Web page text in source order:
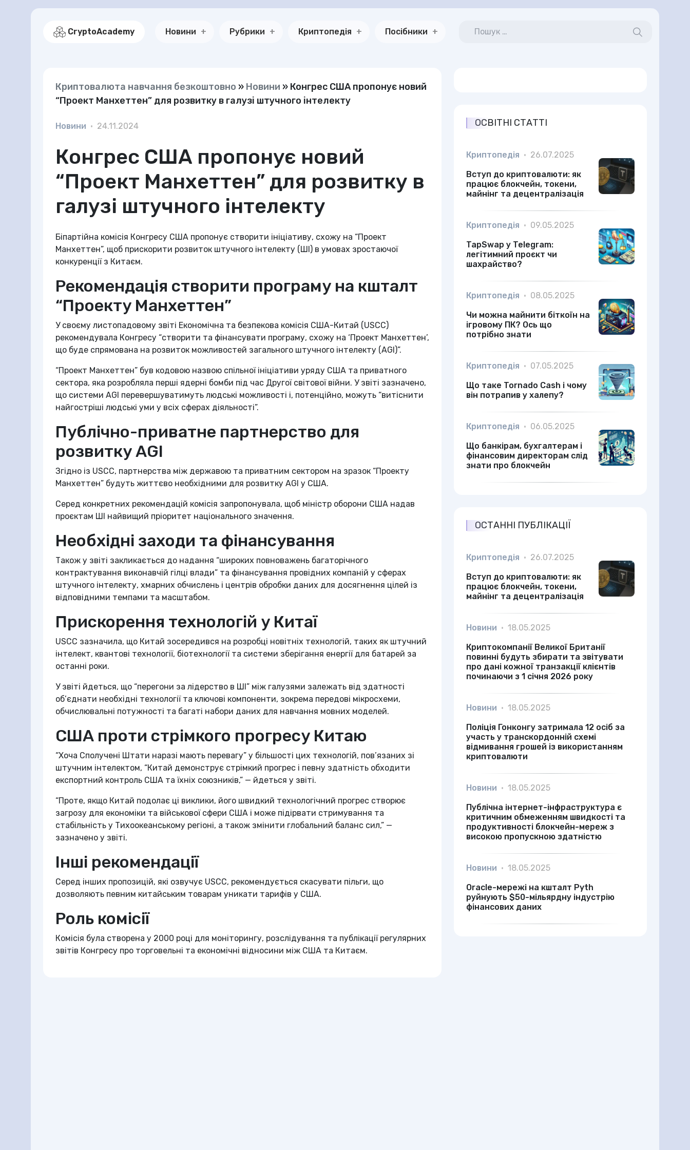
CryptoAcademy Новини Рубрики Криптопедія Посібники
Криптовалюта навчання безкоштовно » Новини » Конгрес США пропонує новий
“Проект Манхеттен” для розвитку в галузі штучного інтелекту
Новини • 24.11.2024
Конгрес США пропонує новий
“Проект Манхеттен” для розвитку в
галузі штучного інтелекту
Біпартійна комісія Конгресу США пропонує створити ініціативу, схожу на “Проект
Манхеттен”, щоб прискорити розвиток штучного інтелекту (ШІ) в умовах зростаючої
конкуренції з Китаєм.
Рекомендація створити програму на кшталт
“Проекту Манхеттен”
У своєму листопадовому звіті Економічна та безпекова комісія США-Китай (USCC)
рекомендувала Конгресу “створити та фінансувати програму, схожу на ‘Проект Манхеттен’,
що буде спрямована на розвиток можливостей загального штучного інтелекту (AGI)”.
“Проект Манхеттен” був кодовою назвою спільної ініціативи уряду США та приватного
сектора, яка розробляла перші ядерні бомби під час Другої світової війни. У звіті зазначено,
що системи AGI перевершуватимуть людські можливості і, потенційно, можуть “витіснити
найгостріші людські уми у всіх сферах діяльності”.
Публічно-приватне партнерство для
розвитку AGI
Згідно із USCC, партнерства між державою та приватним сектором на зразок “Проекту
Манхеттен” будуть життєво необхідними для розвитку AGI у США.
Серед конкретних рекомендацій комісія запропонувала, щоб міністр оборони США надав
проєктам ШІ найвищий пріоритет національного значення.
Необхідні заходи та фінансування
Також у звіті закликається до надання “широких повноважень багаторічного
контрактування виконавчій гілці влади” та фінансування провідних компаній у сферах
штучного інтелекту, хмарних обчислень і центрів обробки даних для досягнення цілей із
відповідними темпами та масштабом.
Прискорення технологій у Китаї
USCC зазначила, що Китай зосередився на розробці новітніх технологій, таких як штучний
інтелект, квантові технології, біотехнології та системи зберігання енергії для батарей за
останні роки.
У звіті йдеться, що “перегони за лідерство в ШІ” між галузями залежать від здатності
об’єднати необхідні технології та ключові компоненти, зокрема передові мікросхеми,
обчислювальні потужності та багаті набори даних для навчання мовних моделей.
США проти стрімкого прогресу Китаю
“Хоча Сполучені Штати наразі мають перевагу” у більшості цих технологій, пов’язаних зі
штучним інтелектом, “Китай демонструє стрімкий прогрес і певну здатність обходити
експортний контроль США та їхніх союзників,” — йдеться у звіті.
“Проте, якщо Китай подолає ці виклики, його швидкий технологічний прогрес створює
загрозу для економіки та військової сфери США і може підірвати стримування та
стабільність у Тихоокеанському регіоні, а також змінити глобальний баланс сил,” —
зазначено у звіті.
Інші рекомендації
Серед інших пропозицій, які озвучує USCC, рекомендується скасувати пільги, що
дозволяють певним китайським товарам уникати тарифів у США.
Роль комісії
Комісія була створена у 2000 році для моніторингу, розслідування та публікації регулярних
звітів Конгресу про торговельні та економічні відносини між США та Китаєм.
ОСВІТНІ СТАТТІ
Криптопедія • 26.07.2025
Вступ до криптовалюти: як
працює блокчейн, токени,
майнінг та децентралізація
Криптопедія • 09.05.2025
TapSwap у Telegram:
легітимний проєкт чи
шахрайство?
Криптопедія • 08.05.2025
Чи можна майнити біткоїн на
ігровому ПК? Ось що
потрібно знати
Криптопедія • 07.05.2025
Що таке Tornado Cash і чому
він потрапив у халепу?
Криптопедія • 06.05.2025
Що банкірам, бухгалтерам і
фінансовим директорам слід
знати про блокчейн
ОСТАННІ ПУБЛІКАЦІЇ
Криптопедія • 26.07.2025
Вступ до криптовалюти: як
працює блокчейн, токени,
майнінг та децентралізація
Новини • 18.05.2025
Криптокомпанії Великої Британії
повинні будуть збирати та звітувати
про дані кожної транзакції клієнтів
починаючи з 1 січня 2026 року
Новини • 18.05.2025
Поліція Гонконгу затримала 12 осіб за
участь у транскордонній схемі
відмивання грошей із використанням
криптовалюти
Новини • 18.05.2025
Публічна інтернет-інфраструктура є
критичним обмеженням швидкості та
продуктивності блокчейн-мереж з
високою пропускною здатністю
Новини • 18.05.2025
Oracle-мережі на кшталт Pyth
руйнують $50-мільярдну індустрію
фінансових даних